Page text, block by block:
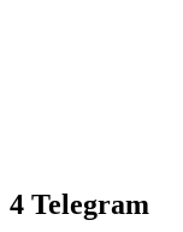
4 Telegram